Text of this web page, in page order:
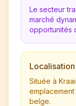
Le secteur
marché
opportunités
Située à
belge.